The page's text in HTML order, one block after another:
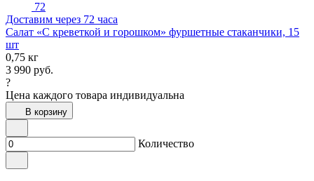
72
Доставим через 72 часа
Салат «С креветкой и горошком» фуршетные стаканчики, 15
шт
0,75 кг
3 990 руб.
?
Цена каждого товара индивидуальна
В корзину
Количество